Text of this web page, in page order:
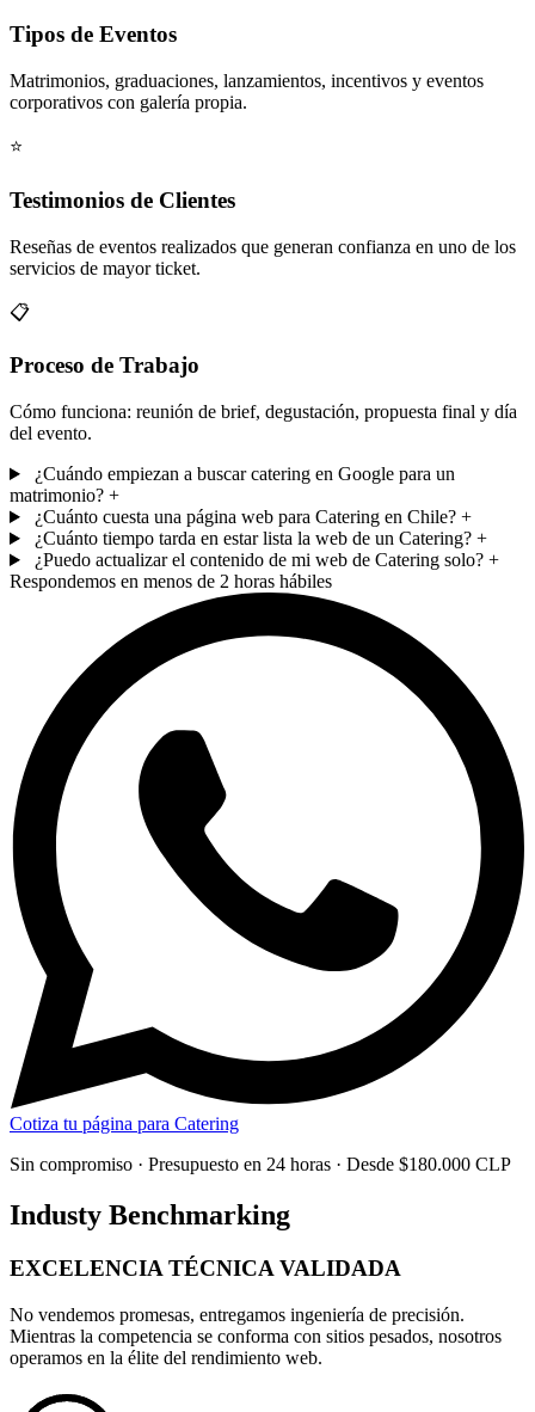
Tipos de Eventos
Matrimonios, graduaciones, lanzamientos, incentivos y eventos
corporativos con galería propia.
⭐
Testimonios de Clientes
Reseñas de eventos realizados que generan confianza en uno de los
servicios de mayor ticket.
📋
Proceso de Trabajo
Cómo funciona: reunión de brief, degustación, propuesta final y día
del evento.
¿Cuándo empiezan a buscar catering en Google para un
matrimonio? +
¿Cuánto cuesta una página web para Catering en Chile? +
¿Cuánto tiempo tarda en estar lista la web de un Catering? +
¿Puedo actualizar el contenido de mi web de Catering solo? +
Respondemos en menos de 2 horas hábiles
Cotiza tu página para Catering
Sin compromiso · Presupuesto en 24 horas · Desde $180.000 CLP
Industy Benchmarking
EXCELENCIA TÉCNICA VALIDADA
No vendemos promesas, entregamos ingeniería de precisión.
Mientras la competencia se conforma con sitios pesados, nosotros
operamos en la élite del rendimiento web.